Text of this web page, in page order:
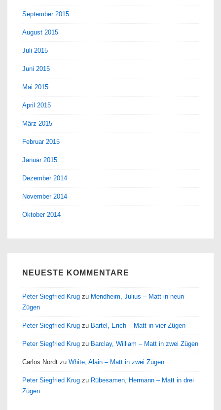
September 2015
August 2015
Juli 2015
Juni 2015
Mai 2015
April 2015
März 2015
Februar 2015
Januar 2015
Dezember 2014
November 2014
Oktober 2014
NEUESTE KOMMENTARE
Peter Siegfried Krug zu Mendheim, Julius – Matt in neun
Zügen
Peter Siegfried Krug zu Bartel, Erich – Matt in vier Zügen
Peter Siegfried Krug zu Barclay, William – Matt in zwei Zügen
Carlos Nordt zu White, Alain – Matt in zwei Zügen
Peter Siegfried Krug zu Rübesamen, Hermann – Matt in drei
Zügen